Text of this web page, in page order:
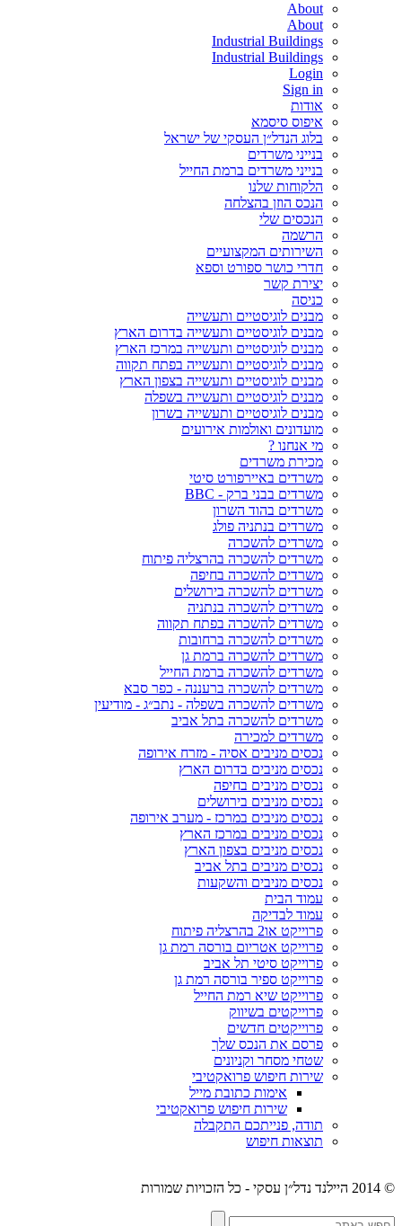
About
About
Industrial Buildings
Industrial Buildings
Login
Sign in
אודות
איפוס סיסמא
בלוג הנדל״ן העסקי של ישראל
בנייני משרדים
בנייני משרדים ברמת החייל
הלקוחות שלנו
הנכס הוזן בהצלחה
הנכסים שלי
הרשמה
השירותים המקצועיים
חדרי כושר ספורט וספא
יצירת קשר
כניסה
מבנים לוגיסטיים ותעשייה
מבנים לוגיסטיים ותעשייה בדרום הארץ
מבנים לוגיסטיים ותעשייה במרכז הארץ
מבנים לוגיסטיים ותעשייה בפתח תקווה
מבנים לוגיסטיים ותעשייה בצפון הארץ
מבנים לוגיסטיים ותעשייה בשפלה
מבנים לוגיסטיים ותעשייה בשרון
מועדונים ואולמות אירועים
מי אנחנו ?
מכירת משרדים
משרדים באיירפורט סיטי
משרדים בבני ברק - BBC
משרדים בהוד השרון
משרדים בנתניה פולג
משרדים להשכרה
משרדים להשכרה בהרצליה פיתוח
משרדים להשכרה בחיפה
משרדים להשכרה בירושלים
משרדים להשכרה בנתניה
משרדים להשכרה בפתח תקווה
משרדים להשכרה ברחובות
משרדים להשכרה ברמת גן
משרדים להשכרה ברמת החייל
משרדים להשכרה ברעננה - כפר סבא
משרדים להשכרה בשפלה - נתב״ג - מודיעין
משרדים להשכרה בתל אביב
משרדים למכירה
נכסים מניבים אסיה - מזרח אירופה
נכסים מניבים בדרום הארץ
נכסים מניבים בחיפה
נכסים מניבים בירושלים
נכסים מניבים במרכז - מערב אירופה
נכסים מניבים במרכז הארץ
נכסים מניבים בצפון הארץ
נכסים מניבים בתל אביב
נכסים מניבים והשקעות
עמוד הבית
עמוד לבדיקה
פרוייקט או2 בהרצליה פיתוח
פרוייקט אטריום בורסה רמת גן
פרוייקט סיטי תל אביב
פרוייקט ספיר בורסה רמת גן
פרוייקט שיא רמת החייל
פרוייקטים בשיווק
פרוייקטים חדשים
פרסם את הנכס שלך
שטחי מסחר וקניונים
שירות חיפוש פרואקטיבי
אימות כתובת מייל
שירות חיפוש פרואקטיבי
תודה, פנייתכם התקבלה
תוצאות חיפוש
© 2014 היילנד נדל״ן עסקי - כל הזכויות שמורות